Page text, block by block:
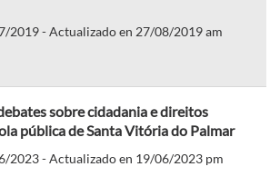
2019 - Actualizado en 27/08/2019 am
sobre cidadania e direitos
pública de Santa Vitória do Palmar
2023 - Actualizado en 19/06/2023 pm